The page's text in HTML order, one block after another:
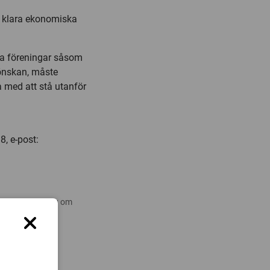
ekonomiska
föreningar såsom
måste
med att stå utanför
e-post:
forskning om